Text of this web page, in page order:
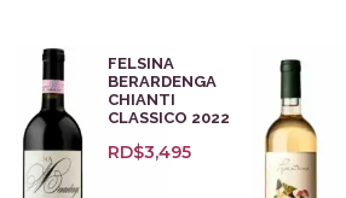
FELSINA
BERARDENGA
CHIANTI
CLASSICO 2022
RD$3,495